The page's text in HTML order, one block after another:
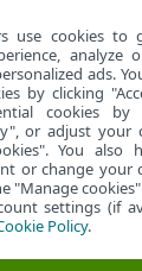
use cookies to
analyze
ads.
by clicking
cookies by
or adjust your
You
or change your
"Manage
settings (if
Policy.